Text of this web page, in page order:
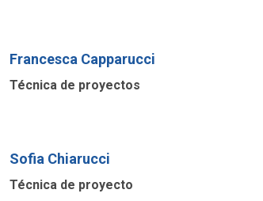
Francesca Capparucci
Técnica de proyectos
Sofia Chiarucci
Técnica de proyecto